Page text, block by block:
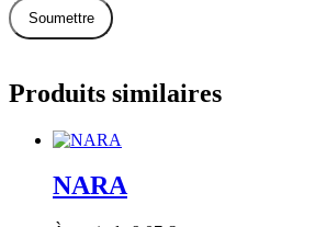
Produits similaires
NARA